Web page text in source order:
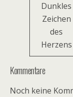
Dunkles
Zeichen
des
Herzens
Kommentare
Noch keine